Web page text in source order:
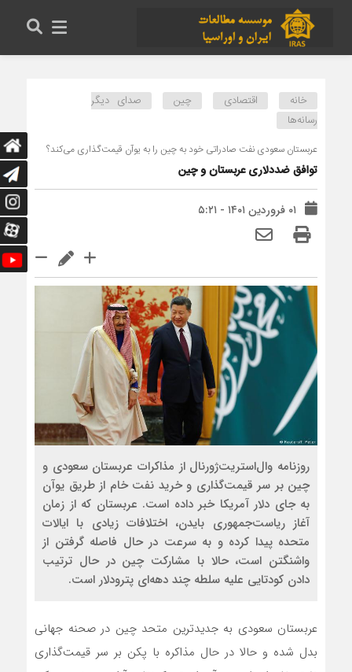
خانه اقتصادی چین
صدای دیگر
رسانه‌ها
عربستان سعودی نفت صادراتی خود به چین را به یوآن قیمت‌گذاری می‌کند؟
توافق ضددلاری عربستان و چین
۰۱ فروردین ۱۴۰۱ - ۵:۲۱
روزنامه وال‌استریت‌ژورنال از مذاکرات عربستان سعودی و
چین بر سر قیمت‌گذاری و خرید نفت خام از طریق یوآن
به جای دلار آمریکا خبر داده است. عربستان که از زمان
آغاز ریاست‌جمهوری بایدن، اختلافات زیادی با ایالات
متحده پیدا کرده و به سرعت در حال فاصله گرفتن از
واشنگتن است، حالا با مشارکت چین در حال ترتیب
دادن کودتایی علیه سلطه چند دهه‌ای پترودلار است.
عربستان سعودی به جدیدترین متحد چین در صحنه جهانی
بدل شده و حالا در حال مذاکره با پکن بر سر قیمت‌گذاری